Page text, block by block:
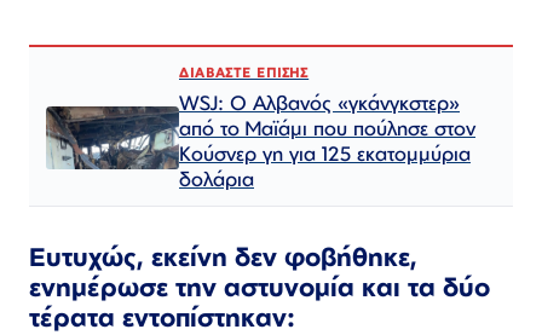
ΔΙΑΒΑΣΤΕ ΕΠΙΣΗΣ
WSJ: Ο Αλβανός «γκάνγκστερ»
από το Μαϊάμι που πούλησε στον
Κούσνερ γη για 125 εκατομμύρια
δολάρια
Ευτυχώς, εκείνη δεν φοβήθηκε,
ενημέρωσε την αστυνομία και τα δύο
τέρατα εντοπίστηκαν: